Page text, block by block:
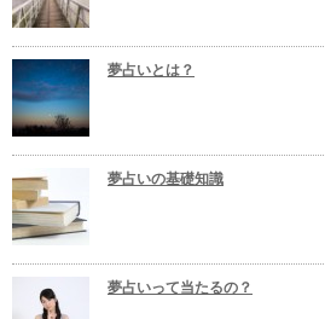
夢占いとは？
夢占いの基礎知識
夢占いって当たるの？